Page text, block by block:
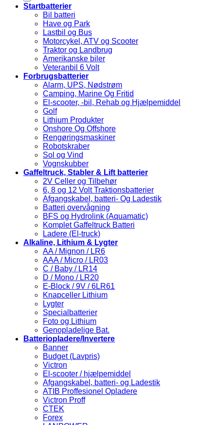
Startbatterier
Bil batteri
Have og Park
Lastbil og Bus
Motorcykel, ATV og Scooter
Traktor og Landbrug
Amerikanske biler
Veteranbil 6 Volt
Forbrugsbatterier
Alarm, UPS, Nødstrøm
Camping, Marine Og Fritid
El-scooter, -bil, Rehab og Hjælpemiddel
Golf
Lithium Produkter
Onshore Og Offshore
Rengøringsmaskiner
Robotskraber
Sol og Vind
Vognskubber
Gaffeltruck, Stabler & Lift batterier
2V Celler og Tilbehør
6, 8 og 12 Volt Traktionsbatterier
Afgangskabel, batteri- Og Ladestik
Batteri overvågning
BFS og Hydrolink (Aquamatic)
Komplet Gaffeltruck Batteri
Ladere (El-truck)
Alkaline, Lithium & Lygter
AA / Mignon / LR6
AAA / Micro / LR03
C / Baby / LR14
D / Mono / LR20
E-Block / 9V / 6LR61
Knapceller Lithium
Lygter
Specialbatterier
Foto og Lithium
Genopladelige Bat.
Batteriopladere/Invertere
Banner
Budget (Lavpris)
Victron
El-scooter / hjælpemiddel
Afgangskabel, batteri- og Ladestik
ATIB Proffesionel Opladere
Victron Proff
CTEK
Forex